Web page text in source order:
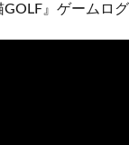
GOLF』ゲームロ